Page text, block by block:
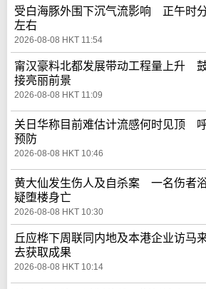
受白海豚外围下沉气流影响 正午时
左右
2026-08-08 HKT 11:54
甯汉豪料北都发展带动工程量上升
接亮丽前景
2026-08-08 HKT 11:09
关日华称目前难估计流感何时见顶
预防
2026-08-08 HKT 10:46
黄大仙发生伤人及自杀案 一名伤者
疑堕楼身亡
2026-08-08 HKT 10:30
丘应桦下周联同内地及本港企业访
去获取成果
2026-08-08 HKT 10:14